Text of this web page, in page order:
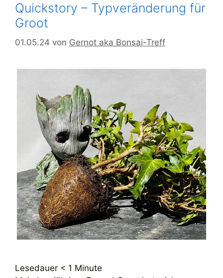
Quickstory – Typveränderung für
Groot
01.05.24 von Gernot aka Bonsai-Treff
Lesedauer < 1 Minute